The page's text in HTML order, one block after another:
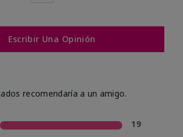
Escribir Una Opinión
recomendaría a un amigo.
19